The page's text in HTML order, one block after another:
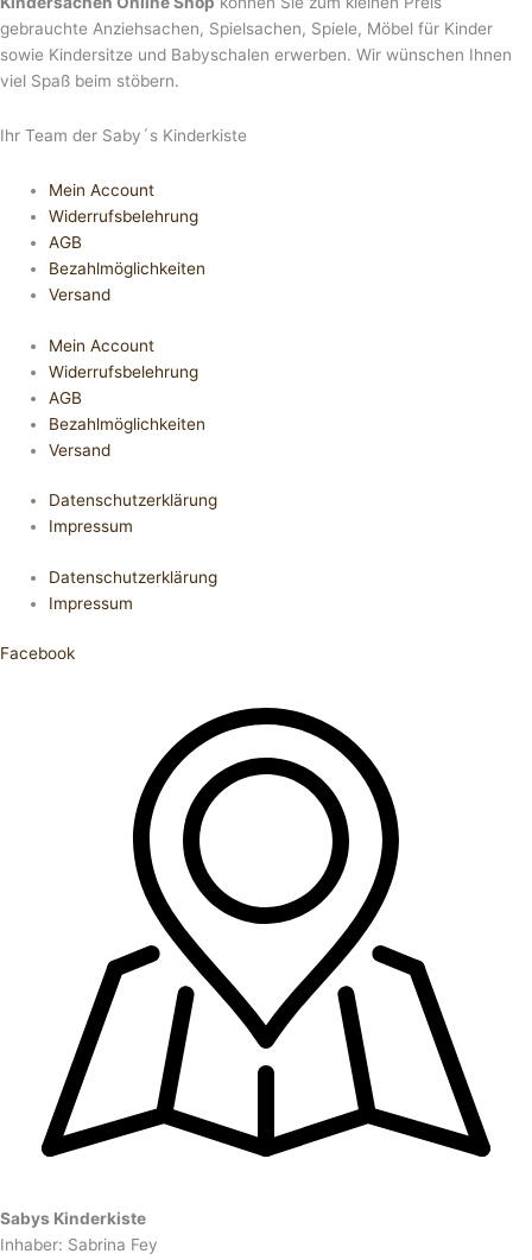
gebrauchte Anziehsachen, Spiel­sachen, Spiele, Möbel für Kinder
sowie Kindersitze und Babyschalen erwerben. Wir wünschen Ihnen
viel Spaß beim stöbern.
Ihr Team der Saby´s Kinderkiste
Mein Account
Widerrufsbelehrung
AGB
Bezahlmöglichkeiten
Versand
Mein Account
Widerrufsbelehrung
AGB
Bezahlmöglichkeiten
Versand
Datenschutzerklärung
Impressum
Datenschutzerklärung
Impressum
Facebook
Sabys Kinderkiste
Inhaber: Sabrina Fey